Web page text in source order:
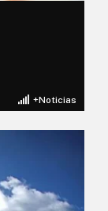
+Noticias